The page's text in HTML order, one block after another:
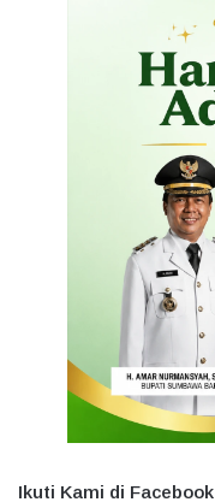
Ikuti Kami di Facebook